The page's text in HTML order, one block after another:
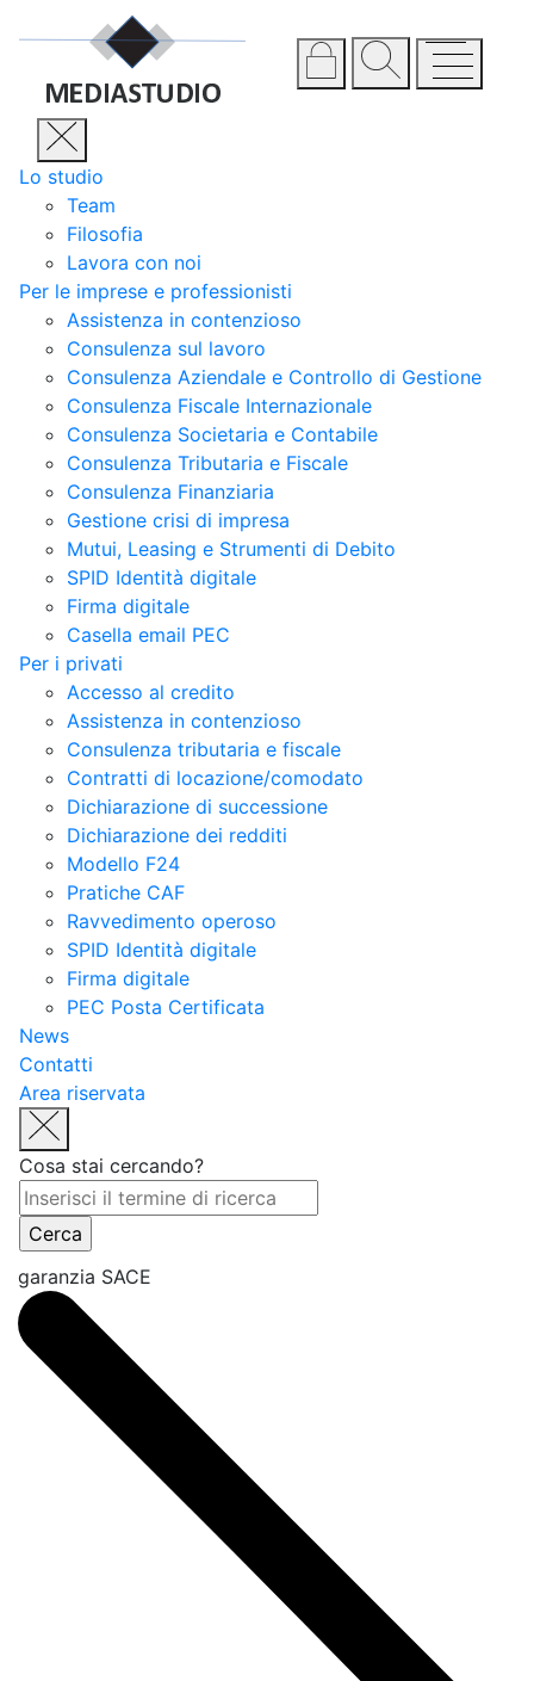
Lo studio
Team
Filosofia
Lavora con noi
Per le imprese e professionisti
Assistenza in contenzioso
Consulenza sul lavoro
Consulenza Aziendale e Controllo di Gestione
Consulenza Fiscale Internazionale
Consulenza Societaria e Contabile
Consulenza Tributaria e Fiscale
Consulenza Finanziaria
Gestione crisi di impresa
Mutui, Leasing e Strumenti di Debito
SPID Identità digitale
Firma digitale
Casella email PEC
Per i privati
Accesso al credito
Assistenza in contenzioso
Consulenza tributaria e fiscale
Contratti di locazione/comodato
Dichiarazione di successione
Dichiarazione dei redditi
Modello F24
Pratiche CAF
Ravvedimento operoso
SPID Identità digitale
Firma digitale
PEC Posta Certificata
News
Contatti
Area riservata
Cosa stai cercando?
garanzia SACE